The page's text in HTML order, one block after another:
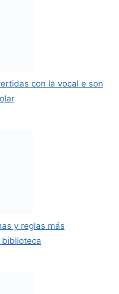
con la vocal e son
y reglas más